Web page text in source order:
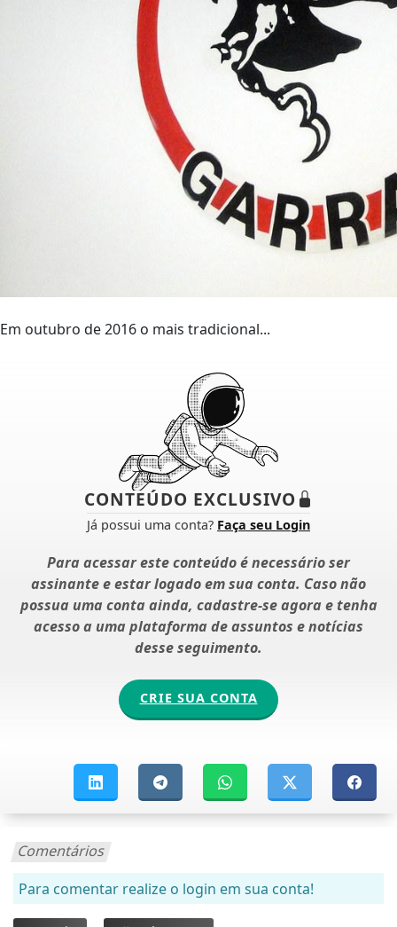
Em outubro de 2016 o mais tradicional...
CONTEÚDO EXCLUSIVO
Já possui uma conta? Faça seu Login
Para acessar este conteúdo é necessário ser
assinante e estar logado em sua conta. Caso não
possua uma conta ainda, cadastre-se agora e tenha
acesso a uma plataforma de assuntos e notícias
desse seguimento.
CRIE SUA CONTA
Comentários
Para comentar realize o login em sua conta!